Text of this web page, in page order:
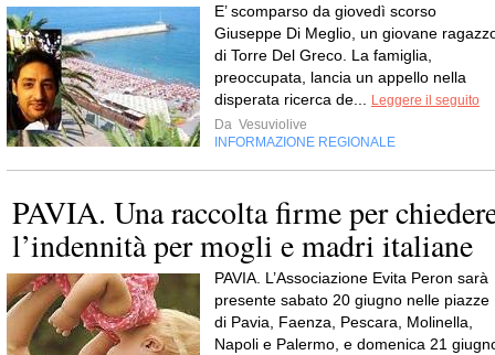
E’ scomparso da giovedì scorso
Giuseppe Di Meglio, un giovane
di Torre Del Greco. La famiglia,
preoccupata, lancia un appello nella
disperata ricerca de...
Leggere il seguito
Da Vesuviolive
INFORMAZIONE REGIONALE
PAVIA. Una raccolta firme per
l’indennità per mogli e madri italiane
PAVIA. L’Associazione Evita Peron sarà
presente sabato 20 giugno nelle piazze
di Pavia, Faenza, Pescara, Molinella,
Napoli e Palermo, e domenica 21